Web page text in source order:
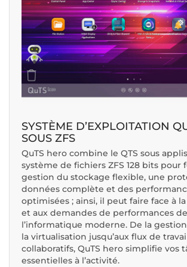
SYSTÈME D’EXPLOITATION
SOUS ZFS
QuTS hero combine le QTS sous
système de fichiers ZFS 128 bits pour
gestion du stockage flexible, une
données complète et des
optimisées ; ainsi, il peut faire face à
et aux demandes de performances de
l’informatique moderne. De la
la virtualisation jusqu’aux flux de
collaboratifs, QuTS hero simplifie vos
essentielles à l’activité.